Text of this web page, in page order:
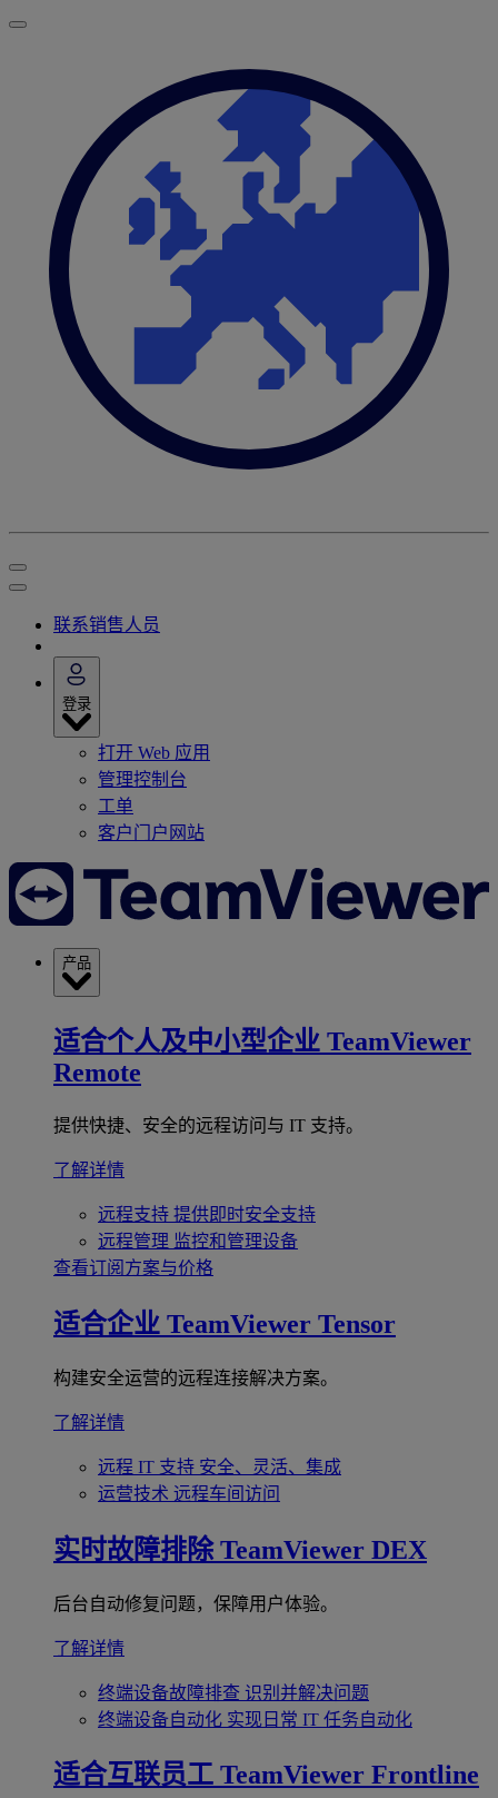
联系销售人员
登录
打开 Web 应用
管理控制台
工单
客户门户网站
产品
适合个人及中小型企业 TeamViewer
Remote
提供快捷、安全的远程访问与 IT 支持。
了解详情
远程支持 提供即时安全支持
远程管理 监控和管理设备
查看订阅方案与价格
适合企业 TeamViewer Tensor
构建安全运营的远程连接解决方案。
了解详情
远程 IT 支持 安全、灵活、集成
运营技术 远程车间访问
实时故障排除 TeamViewer DEX
后台自动修复问题，保障用户体验。
了解详情
终端设备故障排查 识别并解决问题
终端设备自动化 实现日常 IT 任务自动化
适合互联员工 TeamViewer Frontline